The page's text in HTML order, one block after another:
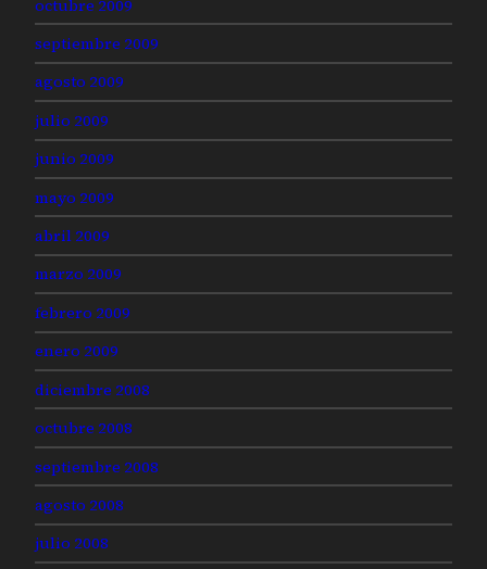
octubre 2009
septiembre 2009
agosto 2009
julio 2009
junio 2009
mayo 2009
abril 2009
marzo 2009
febrero 2009
enero 2009
diciembre 2008
octubre 2008
septiembre 2008
agosto 2008
julio 2008